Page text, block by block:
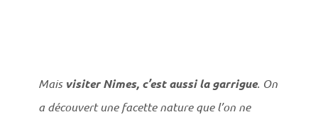
Mais visiter Nimes, c’est aussi la garrigue. On
a découvert une facette nature que l’on ne